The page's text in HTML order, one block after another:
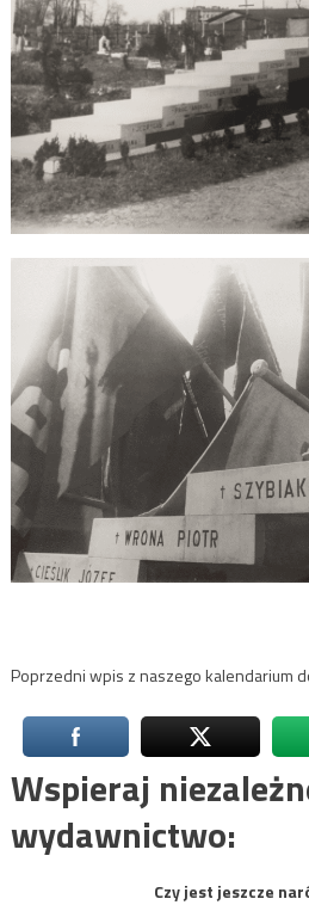
Poprzedni wpis z naszego kalendarium
Wspieraj
wydawnictwo:
Czy jest jeszcze